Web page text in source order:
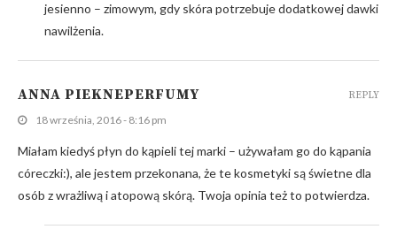
jesienno – zimowym, gdy skóra potrzebuje dodatkowej dawki
nawilżenia.
ANNA PIEKNEPERFUMY
18 września, 2016 - 8:16 pm
Miałam kiedyś płyn do kąpieli tej marki – używałam go do kąpania
córeczki:), ale jestem przekonana, że te kosmetyki są świetne dla
osób z wrażliwą i atopową skórą. Twoja opinia też to potwierdza.
REPLY